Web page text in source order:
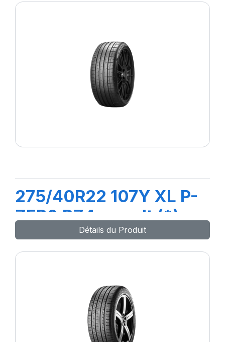
275/40R22 107Y XL P-
ZER0 PZ4 ncs elt (*)
Détails du Produit